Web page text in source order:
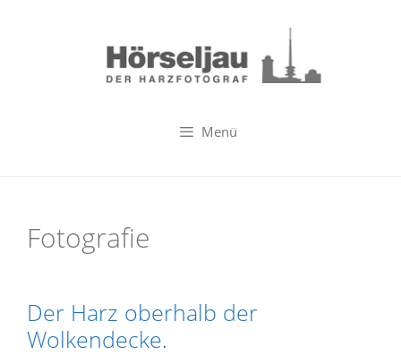
Menü
Fotografie
Der Harz oberhalb der
Wolkendecke.